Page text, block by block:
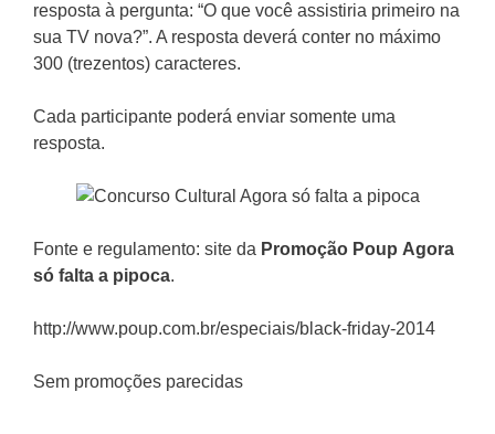
resposta à pergunta: “O que você assistiria primeiro na
sua TV nova?”. A resposta deverá conter no máximo
300 (trezentos) caracteres.
Cada participante poderá enviar somente uma
resposta.
Fonte e regulamento: site da Promoção Poup Agora
só falta a pipoca.
http://www.poup.com.br/especiais/black-friday-2014
Sem promoções parecidas